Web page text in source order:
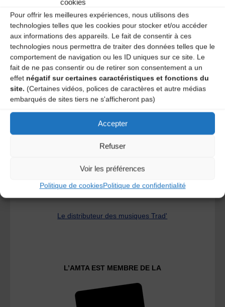
cookies
Pour offrir les meilleures expériences, nous utilisons des
technologies telles que les cookies pour stocker et/ou accéder
aux informations des appareils. Le fait de consentir à ces
technologies nous permettra de traiter des données telles que le
comportement de navigation ou les ID uniques sur ce site. Le
fait de ne pas consentir ou de retirer son consentement a un
effet négatif sur certaines caractéristiques et fonctions du
site. (Certaines vidéos, polices de caractères et autre médias
embarqués de sites tiers ne s'afficheront pas)
Accepter
Refuser
Voir les préférences
Politique de cookiesPolitique de confidentialité
Ce site utilise Akismet pour réduire les indésirables.
savoir plus sur la façon dont les données de vos
commentaires sont traitées.
A DECOUVRIR :
Le distributeur des musiques Trad'
L’AMTA EST MEMBRE DE LA